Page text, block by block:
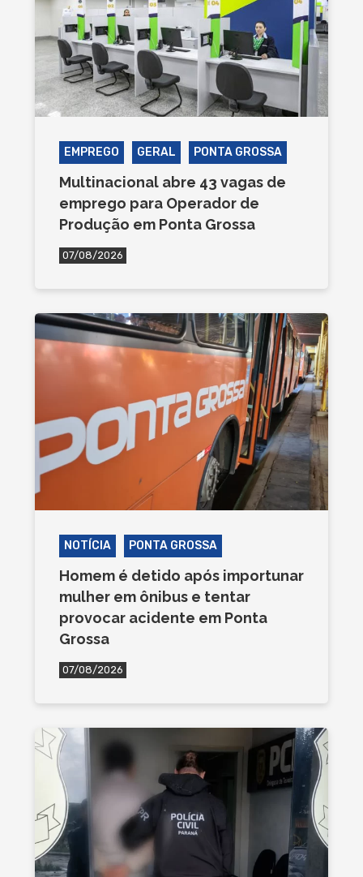
EMPREGO GERAL PONTA GROSSA
Multinacional abre 43 vagas de
emprego para Operador de
Produção em Ponta Grossa
07/08/2026
NOTÍCIA PONTA GROSSA
Homem é detido após importunar
mulher em ônibus e tentar
provocar acidente em Ponta
Grossa
07/08/2026